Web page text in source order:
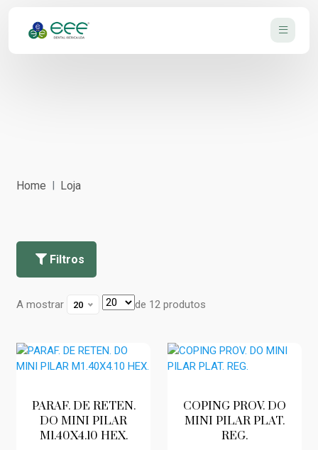
Home Loja
Filtros
A mostrar 20 de 12 produtos
PARAF. DE RETEN.
DO MINI PILAR
M1.40X4.10 HEX.
COPING PROV. DO
MINI PILAR PLAT.
REG.